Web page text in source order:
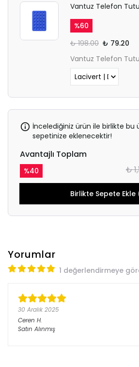
Vantuz Telefon
%60
₺ 198.00 ₺ 79.20
Vantuz Telefon
İncelediğiniz ürün ile birlikte bu
sepetinize eklenecektir!
Avantajlı Toplam
%40 ₺
Birlikte Sepete Ekle
Yorumlar
1 değerlendirmeye
30 Aralık 2025
Ceren H.
Satın Alınmış